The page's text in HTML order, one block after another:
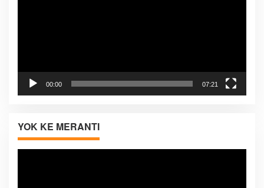
00:00 07:21
YOK KE MERANTI